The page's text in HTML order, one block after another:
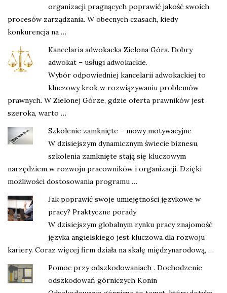
organizacji pragnących poprawić jakość swoich
procesów zarządzania. W obecnych czasach, kiedy
konkurencja na …
Kancelaria adwokacka Zielona Góra. Dobry
adwokat – usługi adwokackie.
Wybór odpowiedniej kancelarii adwokackiej to
kluczowy krok w rozwiązywaniu problemów
prawnych. W Zielonej Górze, gdzie oferta prawników jest
szeroka, warto …
Szkolenie zamknięte – mowy motywacyjne
W dzisiejszym dynamicznym świecie biznesu,
szkolenia zamknięte stają się kluczowym
narzędziem w rozwoju pracowników i organizacji. Dzięki
możliwości dostosowania programu …
Jak poprawić swoje umiejętności językowe w
pracy? Praktyczne porady
W dzisiejszym globalnym rynku pracy znajomość
języka angielskiego jest kluczowa dla rozwoju
kariery. Coraz więcej firm działa na skalę międzynarodową, …
Pomoc przy odszkodowaniach . Dochodzenie
odszkodowań górniczych Konin